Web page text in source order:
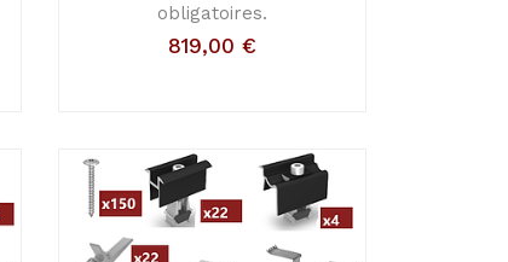
obligatoires.
819,00 €